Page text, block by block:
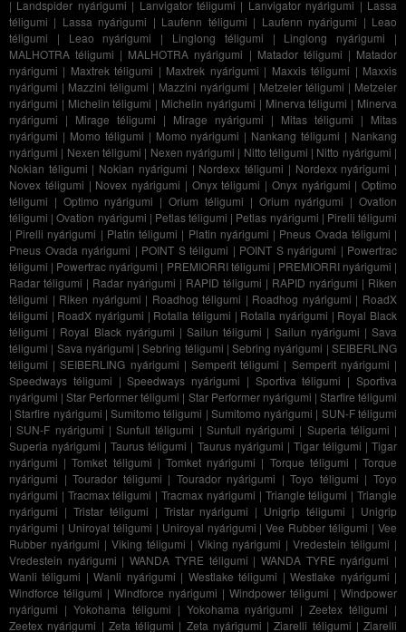
| Landspider nyárigumi | Lanvigator téligumi | Lanvigator nyárigumi | Lassa
téligumi | Lassa nyárigumi | Laufenn téligumi | Laufenn nyárigumi | Leao
téligumi | Leao nyárigumi | Linglong téligumi | Linglong nyárigumi |
MALHOTRA téligumi | MALHOTRA nyárigumi | Matador téligumi | Matador
nyárigumi | Maxtrek téligumi | Maxtrek nyárigumi | Maxxis téligumi | Maxxis
nyárigumi | Mazzini téligumi | Mazzini nyárigumi | Metzeler téligumi | Metzeler
nyárigumi | Michelin téligumi | Michelin nyárigumi | Minerva téligumi | Minerva
nyárigumi | Mirage téligumi | Mirage nyárigumi | Mitas téligumi | Mitas
nyárigumi | Momo téligumi | Momo nyárigumi | Nankang téligumi | Nankang
nyárigumi | Nexen téligumi | Nexen nyárigumi | Nitto téligumi | Nitto nyárigumi |
Nokian téligumi | Nokian nyárigumi | Nordexx téligumi | Nordexx nyárigumi |
Novex téligumi | Novex nyárigumi | Onyx téligumi | Onyx nyárigumi | Optimo
téligumi | Optimo nyárigumi |Orium téligumi | Orium nyárigumi |Ovation
téligumi |Ovation nyárigumi | Petlas téligumi | Petlas nyárigumi | Pirelli téligumi
| Pirelli nyárigumi | Platin téligumi | Platin nyárigumi | Pneus Ovada téligumi |
Pneus Ovada nyárigumi | POINT S téligumi | POINT S nyárigumi | Powertrac
téligumi | Powertrac nyárigumi | PREMIORRI téligumi | PREMIORRI nyárigumi |
Radar téligumi | Radar nyárigumi | RAPID téligumi | RAPID nyárigumi | Riken
téligumi | Riken nyárigumi | Roadhog téligumi | Roadhog nyárigumi | RoadX
téligumi | RoadX nyárigumi | Rotalla téligumi | Rotalla nyárigumi | Royal Black
téligumi | Royal Black nyárigumi |Sailun téligumi | Sailun nyárigumi |Sava
téligumi | Sava nyárigumi |Sebring téligumi |Sebring nyárigumi |SEIBERLING
téligumi |SEIBERLING nyárigumi |Semperit téligumi | Semperit nyárigumi |
Speedways téligumi |Speedways nyárigumi | Sportiva téligumi |Sportiva
nyárigumi |Star Performer téligumi | Star Performer nyárigumi | Starfire téligumi
|Starfire nyárigumi |Sumitomo téligumi | Sumitomo nyárigumi | SUN-F téligumi
|SUN-F nyárigumi | Sunfull téligumi | Sunfull nyárigumi | Superia téligumi |
Superia nyárigumi |Taurus téligumi | Taurus nyárigumi | Tigar téligumi |Tigar
nyárigumi |Tomket téligumi | Tomket nyárigumi | Torque téligumi |Torque
nyárigumi |Tourador téligumi | Tourador nyárigumi |Toyo téligumi |Toyo
nyárigumi | Tracmax téligumi |Tracmax nyárigumi | Triangle téligumi |Triangle
nyárigumi | Tristar téligumi | Tristar nyárigumi | Unigrip téligumi | Unigrip
nyárigumi | Uniroyal téligumi | Uniroyal nyárigumi |Vee Rubber téligumi |Vee
Rubber nyárigumi | Viking téligumi | Viking nyárigumi |Vredestein téligumi |
Vredestein nyárigumi |WANDA TYRE téligumi | WANDA TYRE nyárigumi |
Wanli téligumi |Wanli nyárigumi | Westlake téligumi |Westlake nyárigumi |
Windforce téligumi | Windforce nyárigumi | Windpower téligumi | Windpower
nyárigumi | Yokohama téligumi | Yokohama nyárigumi |Zeetex téligumi |
Zeetex nyárigumi | Zeta téligumi | Zeta nyárigumi |Ziarelli téligumi | Ziarelli